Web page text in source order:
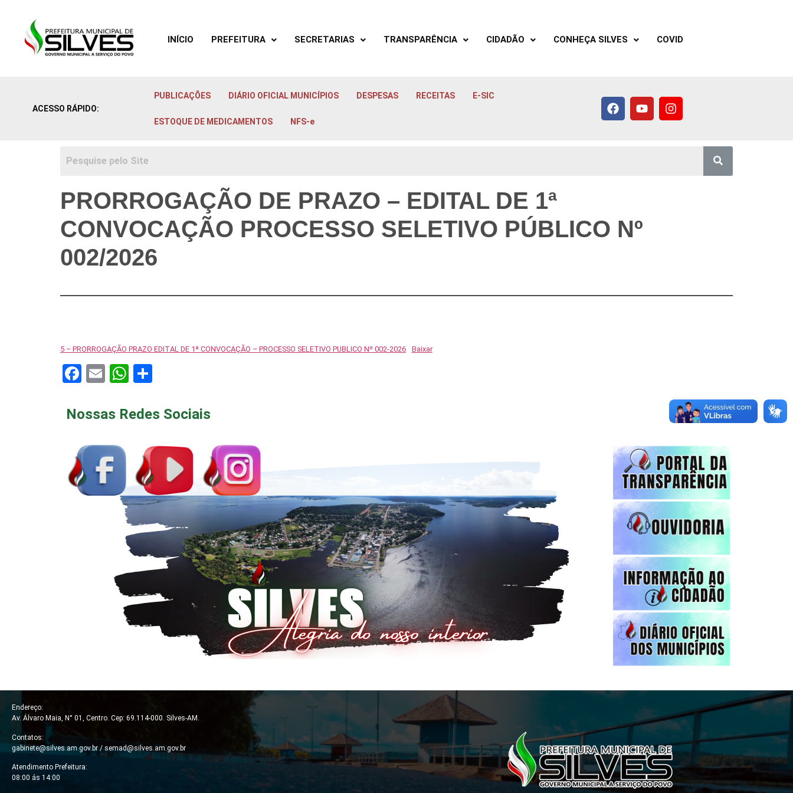
INÍCIO PREFEITURA SECRETARIAS TRANSPARÊNCIA CIDADÃO CONHEÇA SILVES COVID
ACESSO RÁPIDO:
PUBLICAÇÕES DIÁRIO OFICIAL MUNICÍPIOS DESPESAS RECEITAS E-SIC
ESTOQUE DE MEDICAMENTOS NFS-e
PRORROGAÇÃO DE PRAZO – EDITAL DE 1ª
CONVOCAÇÃO PROCESSO SELETIVO PÚBLICO Nº
002/2026
5 – PRORROGAÇÃO PRAZO EDITAL DE 1ª CONVOCAÇÃO – PROCESSO SELETIVO PUBLICO Nº 002-2026 Baixar
Facebook
EmailWhatsApp
Nossas Redes Sociais
Endereço:
Av. Álvaro Maia, N° 01, Centro. Cep: 69.114-000. Silves-AM.
Contatos:
gabinete@silves.am.gov.br /semad@silves.am.gov.br
Atendimento Prefeitura:
08:00 ás 14:00